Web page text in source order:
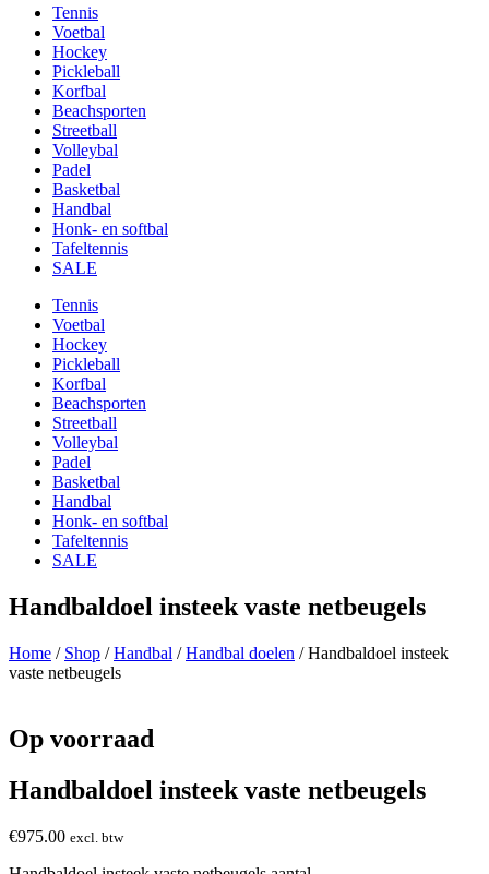
Tennis
Voetbal
Hockey
Pickleball
Korfbal
Beachsporten
Streetball
Volleybal
Padel
Basketbal
Handbal
Honk- en softbal
Tafeltennis
SALE
Tennis
Voetbal
Hockey
Pickleball
Korfbal
Beachsporten
Streetball
Volleybal
Padel
Basketbal
Handbal
Honk- en softbal
Tafeltennis
SALE
Handbaldoel insteek vaste netbeugels
Home / Shop /Handbal /Handbal doelen / Handbaldoel insteek
vaste netbeugels
Op voorraad
Handbaldoel insteek vaste netbeugels
€975.00 excl. btw